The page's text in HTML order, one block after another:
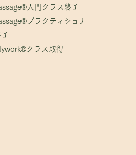
クラス取得
入門クラス終了
プラクティショナー
クラス取得